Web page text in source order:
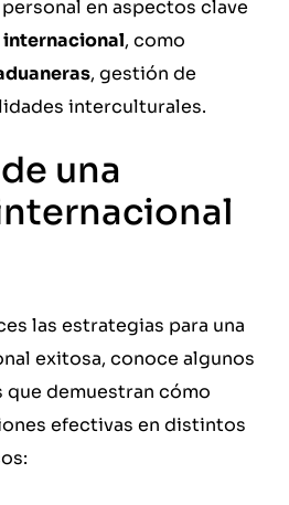
en aspectos clave
, como
, gestión de
interculturales.
una
las estrategias para una
exitosa, conoce algunos
demuestran cómo
efectivas en distintos